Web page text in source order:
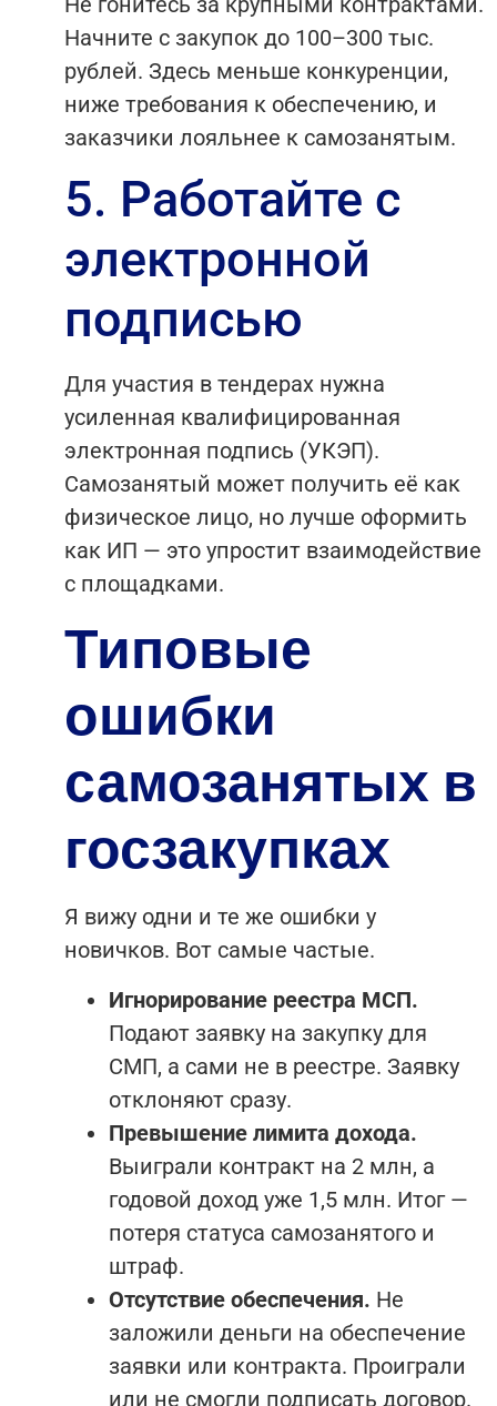
Начните с закупок до 100–300 тыс.
рублей. Здесь меньше конкуренции,
ниже требования к обеспечению, и
заказчики лояльнее к самозанятым.
5. Работайте с
электронной
подписью
Для участия в тендерах нужна
усиленная квалифицированная
электронная подпись (УКЭП).
Самозанятый может получить её как
физическое лицо, но лучше оформить
как ИП — это упростит взаимодействие
с площадками.
Типовые
ошибки
самозанятых в
госзакупках
Я вижу одни и те же ошибки у
новичков. Вот самые частые.
Игнорирование реестра МСП.
Подают заявку на закупку для
СМП, а сами не в реестре. Заявку
отклоняют сразу.
Превышение лимита дохода.
Выиграли контракт на 2 млн, а
годовой доход уже 1,5 млн. Итог —
потеря статуса самозанятого и
штраф.
Отсутствие обеспечения. Не
заложили деньги на обеспечение
заявки или контракта. Проиграли
или не смогли подписать договор.